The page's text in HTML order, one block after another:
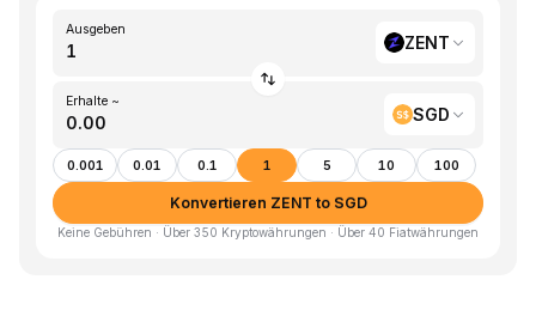
Ausgeben
ZENT
Erhalte ~
SGD
0.001 0.01 0.1 1 5 10 100
Konvertieren ZENT to SGD
Keine Gebühren · Über 350 Kryptowährungen · Über 40 Fiatwährungen